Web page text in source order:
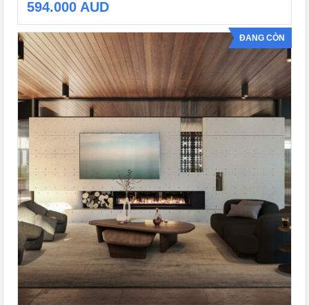
594.000 AUD
ĐANG CÒN